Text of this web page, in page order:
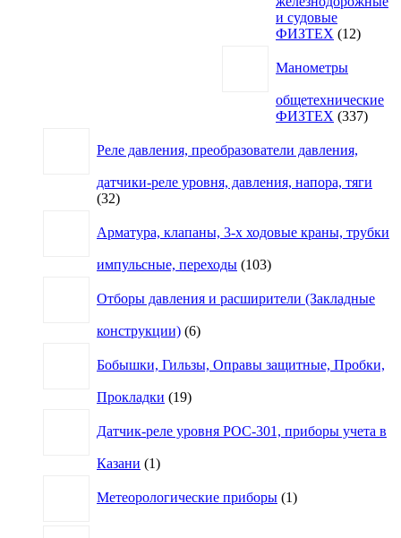
и судовые
ФИЗТЕХ
1212
Манометры
общетехнические
ФИЗТЕХ 337337
Реле давления, преобразователи давления,
датчики-реле уровня, давления, напора, тяги
3232
Арматура, клапаны, 3-х ходовые краны, трубки
импульсные, переходы 103103
Отборы давления и расширители (Закладные
конструкции) 66
Бобышки, Гильзы, Оправы защитные, Пробки,
Прокладки 1919
Датчик-реле уровня РОС-301, приборы учета в
Казани 11
Метеорологические приборы 1товар